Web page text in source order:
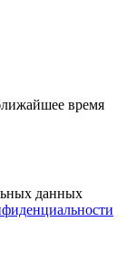
время
данных